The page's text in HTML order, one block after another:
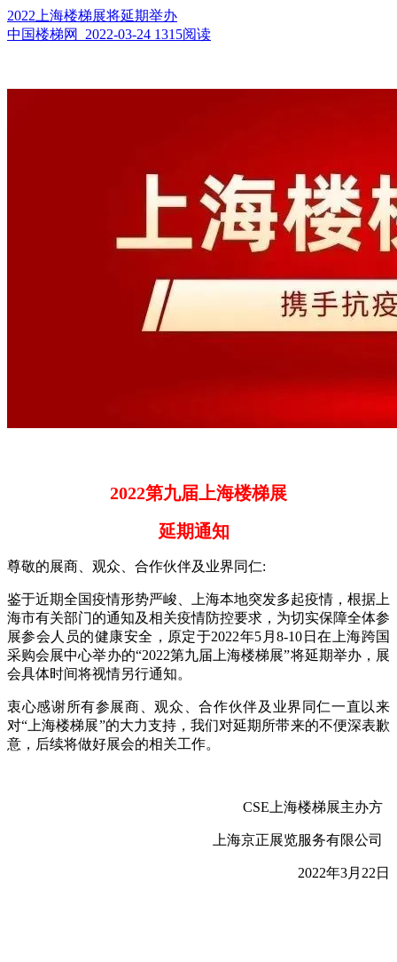
2022上海楼梯展将延期举办
中国楼梯网 2022-03-24 1315阅读
2022第九届上海楼梯展
延期通知
尊敬的展商、观众、合作伙伴及业界同仁:
鉴于近期全国疫情形势严峻、上海本地突发多起疫情，根据上
海市有关部门的通知及相关疫情防控要求，为切实保障全体参
展参会人员的健康安全，原定于2022年5月8-10日在上海跨国
采购会展中心举办的“2022第九届上海楼梯展”将延期举办，展
会具体时间将视情另行通知。
衷心感谢所有参展商、观众、合作伙伴及业界同仁一直以来
对“上海楼梯展”的大力支持，我们对延期所带来的不便深表歉
意，后续将做好展会的相关工作。
CSE上海楼梯展主办方
上海京正展览服务有限公司
2022年3月22日